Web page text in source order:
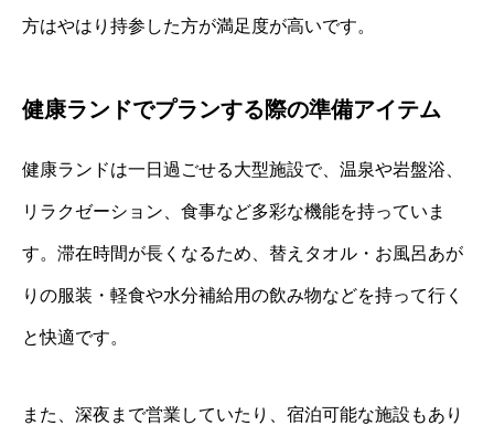
方はやはり持参した方が満足度が高いです。
健康ランドでプランする際の準備アイテム
健康ランドは一日過ごせる大型施設で、温泉や岩盤浴、
リラクゼーション、食事など多彩な機能を持っていま
す。滞在時間が長くなるため、替えタオル・お風呂あが
りの服装・軽食や水分補給用の飲み物などを持って行く
と快適です。
また、深夜まで営業していたり、宿泊可能な施設もあり